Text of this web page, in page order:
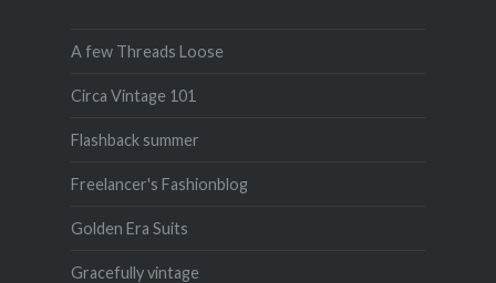
A few Threads Loose
Circa Vintage 101
Flashback summer
Freelancer's Fashionblog
Golden Era Suits
Gracefully vintage